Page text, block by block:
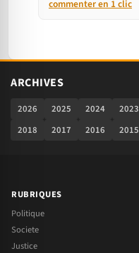
commenter en 1 clic
ARCHIVES
2026 2025 2024 2023
2018
2017 2016 2015
RUBRIQUES
Politique
Societe
Justice